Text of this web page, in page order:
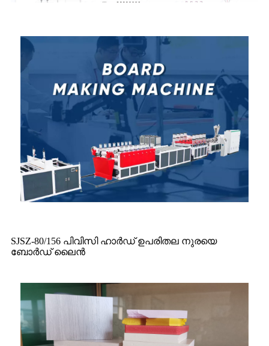
SJSZ-80/156 പിവിസി ഹാർഡ് ഉപരിതല നുരയെ
ബോർഡ് ലൈൻ